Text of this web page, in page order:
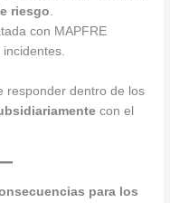
riesgo.
con MAPFRE
responder dentro de los
con el
para los